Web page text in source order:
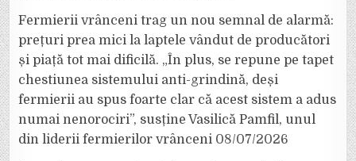
Fermierii vrânceni trag un nou semnal de alarmă:
prețuri prea mici la laptele vândut de producători
și piață tot mai dificilă. „În plus, se repune pe tapet
chestiunea sistemului anti-grindină, deși
fermierii au spus foarte clar că acest sistem a adus
numai nenorociri”, susține Vasilică Pamfil, unul
din liderii fermierilor vrânceni 08/07/2026